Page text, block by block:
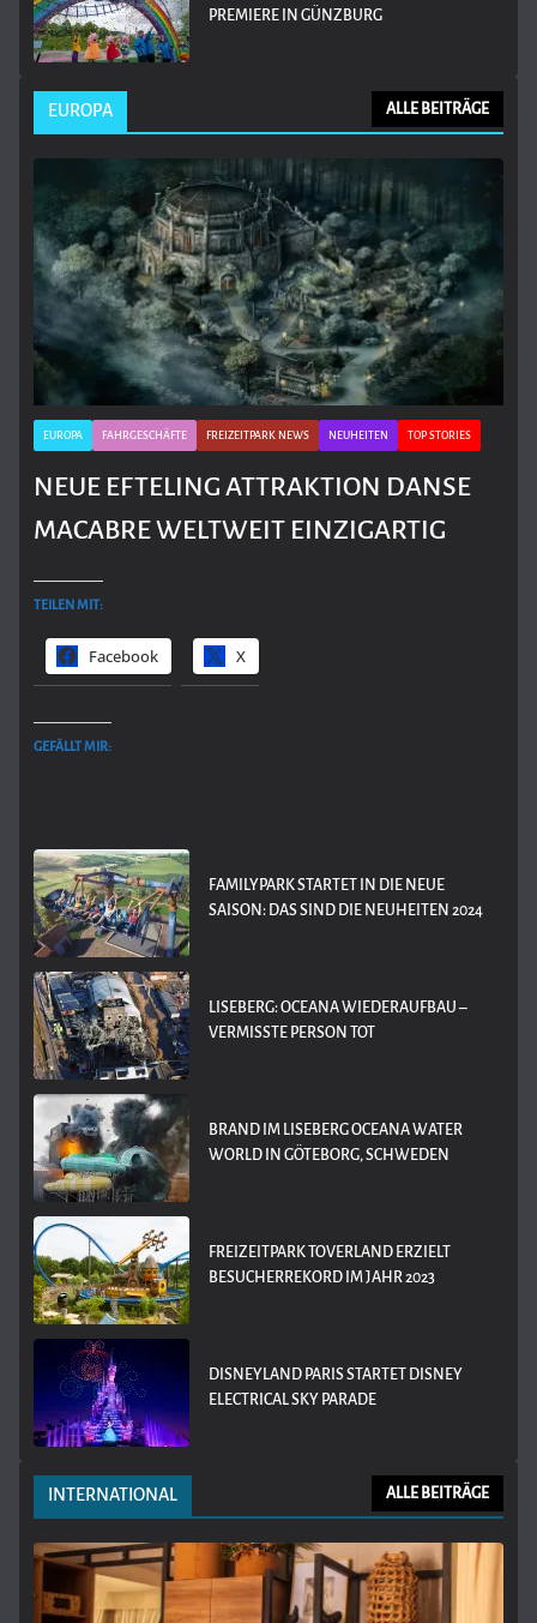
PREMIERE IN GÜNZBURG
EUROPA ALLE BEITRÄGE
EUROPA FAHRGESCHÄFTE FREIZEITPARK NEWS NEUHEITEN TOP STORIES
NEUE EFTELING ATTRAKTION DANSE
MACABRE WELTWEIT EINZIGARTIG
TEILEN MIT:
Facebook X
GEFÄLLT MIR:
FAMILYPARK STARTET IN DIE NEUE
SAISON: DAS SIND DIE NEUHEITEN 2024
LISEBERG: OCEANA WIEDERAUFBAU –
VERMISSTE PERSON TOT
BRAND IM LISEBERG OCEANA WATER
WORLD IN GÖTEBORG, SCHWEDEN
FREIZEITPARK TOVERLAND ERZIELT
BESUCHERREKORD IM JAHR 2023
DISNEYLAND PARIS STARTET DISNEY
ELECTRICAL SKY PARADE
INTERNATIONAL ALLE BEITRÄGE